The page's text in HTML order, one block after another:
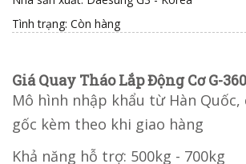
Tình trạng: Còn hàng
Giá Quay Tháo Lắp Động Cơ G-
Mô hình nhập khẩu từ Hàn Quốc,
gốc kèm theo khi giao hàng
Khả năng hỗ trợ: 500kg - 700kg